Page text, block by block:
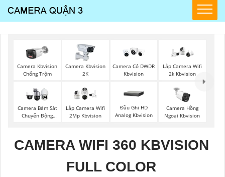
Camera Kbvision
Chống Trộm
Camera Kbvision
2K
Camera Có DWDR
Kbvision
Lắp Camera Wifi
2k Kbvision
Camera Bám Sát
Chuyển Động
Lắp Camera Wifi
2Mp Kbvision
Đầu Ghi HD
Analog Kbvision
Camera Hồng
Ngoại Kbvision
CAMERA WIFI 360 KBVISION
FULL COLOR